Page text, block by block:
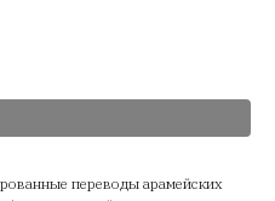
переводы арамейских